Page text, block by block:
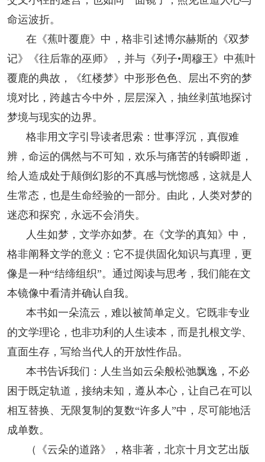
命运波折。
在《蕉叶覆鹿》中，格非引述博尔赫斯的《双梦
记》《往后靠的巫师》，并与《列子•周穆王》中蕉叶
覆鹿的典故，《红楼梦》中形形色色、层出不穷的梦
境对比，跨越古今中外，层层深入，抽丝剥茧地探讨
梦境与现实的边界。
格非用文字引导读者思索：世事浮沉，真假难
辨，命运的偶然与不可知，欢乐与痛苦的转瞬即逝，
给人造成处于颠倒幻影的不真感与恍惚感，这就是人
生常态，也是生命经验的一部分。由此，人类对梦的
迷恋和探究，永远不会消失。
人生如梦，文学亦如梦。在《文学的真知》中，
格非阐释文学的意义：它不提供固化知识与真理，更
像是一种“结缔组织”。通过阅读与思考，我们能在文
本镜像中看清并确认自我。
本书如一朵流云，难以被简单定义。它既非专业
的文学理论，也非功利的人生读本，而是扎根文学、
直面生存，写给当代人的开放性作品。
本书告诉我们：人生当如云朵般松弛飘逸，不必
困于既定轨道，接纳未知，遵从本心，让自己在可以
相互替换、无限复制的复数“许多人”中，尽可能地活
成单数。
（《云朵的道路》，格非著，北京十月文艺出版